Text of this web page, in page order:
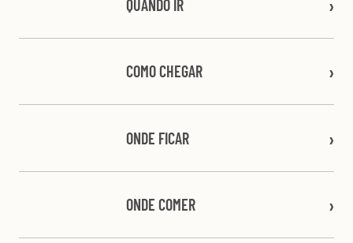
QUANDO IR
COMO CHEGAR
ONDE FICAR
ONDE COMER